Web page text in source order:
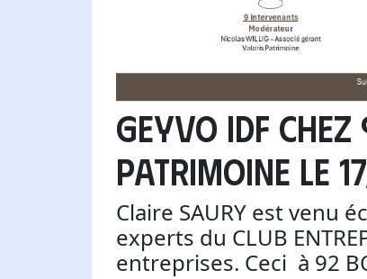
GEYVO IDF chez
PATRIMOINE le
Claire SAURY est venu
experts du CLUB
entreprises. Ceci à 92